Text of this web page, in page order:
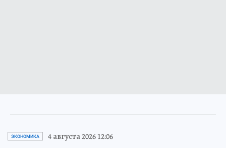
ЭКОНОМИКА 4 августа 2026 12:06